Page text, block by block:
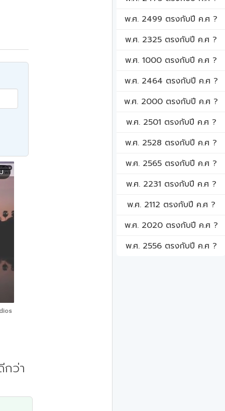
ว่า
พ.ศ. 2499 ตรงกับปี ค.ศ ?
พ.ศ. 2325 ตรงกับปี ค.ศ ?
พ.ศ. 1000 ตรงกับปี ค.ศ ?
พ.ศ. 2464 ตรงกับปี ค.ศ ?
พ.ศ. 2000 ตรงกับปี ค.ศ ?
พ.ศ. 2501 ตรงกับปี ค.ศ ?
พ.ศ. 2528 ตรงกับปี ค.ศ ?
พ.ศ. 2565 ตรงกับปี ค.ศ ?
พ.ศ. 2231 ตรงกับปี ค.ศ ?
พ.ศ. 2112 ตรงกับปี ค.ศ ?
พ.ศ. 2020 ตรงกับปี ค.ศ ?
พ.ศ. 2556 ตรงกับปี ค.ศ ?